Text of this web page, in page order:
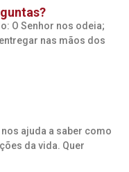
O Senhor nos odeia;
nas mãos dos
ajuda a saber como
da vida. Quer